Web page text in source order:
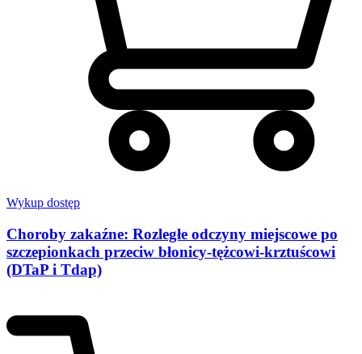
Wykup dostęp
Choroby zakaźne: Rozległe odczyny miejscowe po
szczepionkach przeciw błonicy-tężcowi-krztuścowi
(DTaP i Tdap)